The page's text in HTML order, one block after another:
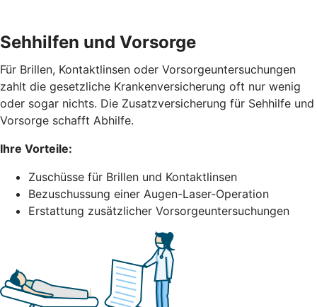
Sehhilfen und Vorsorge
Für Brillen, Kontaktlinsen oder Vorsorgeuntersuchungen
zahlt die gesetzliche Krankenversicherung oft nur wenig
oder sogar nichts. Die Zusatzversicherung für Sehhilfe und
Vorsorge schafft Abhilfe.
Ihre Vorteile:
Zuschüsse für Brillen und Kontaktlinsen
Bezuschussung einer Augen-Laser-Operation
Erstattung zusätzlicher Vorsorgeuntersuchungen